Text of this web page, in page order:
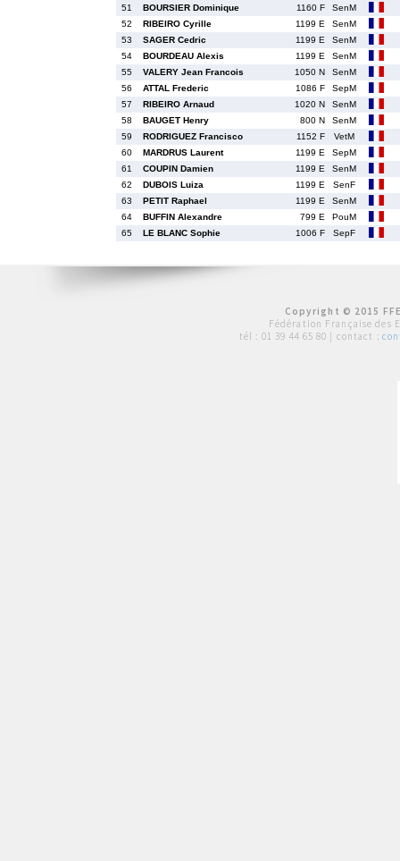
51
BOURSIER Dominique 1160 F
SenM
52
RIBEIRO Cyrille 1199 E
SenM
53
SAGER Cedric 1199 E
SenM
54
BOURDEAU Alexis 1199 E
SenM
55
VALERY Jean Francois 1050 N
SenM
56
ATTAL Frederic 1086 F
SepM
57
RIBEIRO Arnaud 1020 N
SenM
58
BAUGET Henry 800 N
SenM
59
RODRIGUEZ Francisco 1152 F
VetM
60
MARDRUS Laurent 1199 E
SepM
61
COUPIN Damien 1199 E
SenM
62
DUBOIS Luiza 1199 E
SenF
63
PETIT Raphael 1199 E
SenM
64
BUFFIN Alexandre 799 E
PouM
65
LE BLANC Sophie 1006 F SepF
Copyright © 2015
Fédération Française des
tél : 01 39 44 65 80 | contact :